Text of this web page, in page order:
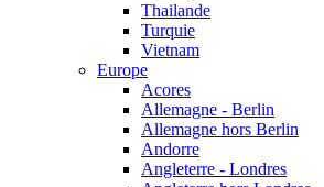
Thailande
Turquie
Vietnam
Europe
Acores
Allemagne - Berlin
Allemagne hors Berlin
Andorre
Angleterre - Londres